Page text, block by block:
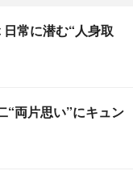
常に潜む“人身取
“両片思い”にキュン